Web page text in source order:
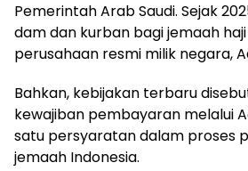
Pemerintah Arab Saudi. Sejak
dam dan kurban bagi jemaah
perusahaan resmi milik negara,
Bahkan, kebijakan terbaru
kewajiban pembayaran melalui
satu persyaratan dalam proses
jemaah Indonesia.